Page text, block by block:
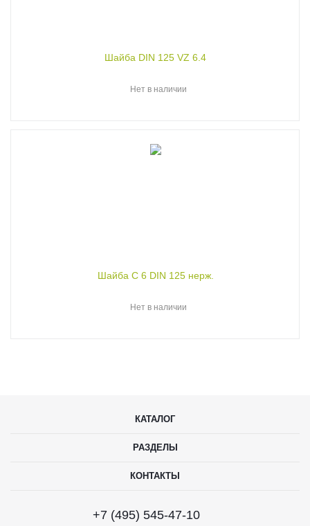
Шайба DIN 125 VZ 6.4
Нет в наличии
Шайба С 6 DIN 125 нерж.
Нет в наличии
КАТАЛОГ
РАЗДЕЛЫ
КОНТАКТЫ
+7 (495) 545-47-10